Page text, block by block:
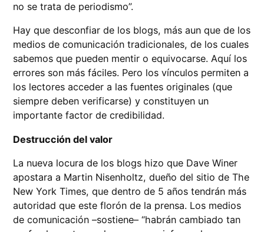
no se trata de periodismo”.
Hay que desconfiar de los blogs, más aun que de los
medios de comunicación tradicionales, de los cuales
sabemos que pueden mentir o equivocarse. Aquí los
errores son más fáciles. Pero los vínculos permiten a
los lectores acceder a las fuentes originales (que
siempre deben verificarse) y constituyen un
importante factor de credibilidad.
Destrucción del valor
La nueva locura de los blogs hizo que Dave Winer
apostara a Martin Nisenholtz, dueño del sitio de The
New York Times, que dentro de 5 años tendrán más
autoridad que este florón de la prensa. Los medios
de comunicación –sostiene– “habrán cambiado tan